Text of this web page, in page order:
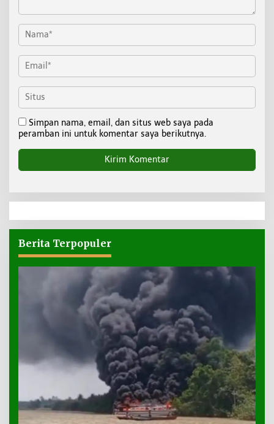
Simpan nama, email, dan situs web saya pada
peramban ini untuk komentar saya berikutnya.
Berita Terpopuler